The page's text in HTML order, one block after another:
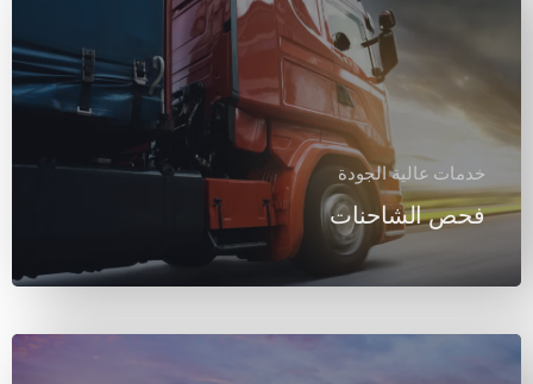
خدمات عالية الجودة
فحص الشاحنات